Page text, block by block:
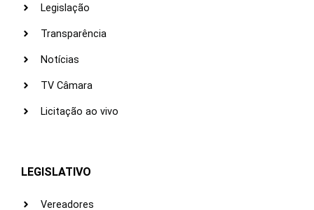
Legislação
Transparência
Notícias
TV Câmara
Licitação ao vivo
LEGISLATIVO
Vereadores